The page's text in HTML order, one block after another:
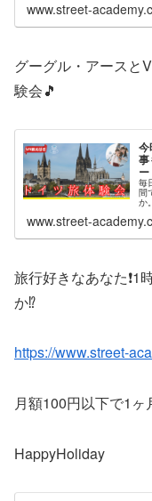
www.street-
グーグル・アースと
験会🎵
事
ー
毎
間
か。
www.street-
旅行好きなあなた
か⁉️
https://www.street-
月額100円以下で1
HappyHoliday